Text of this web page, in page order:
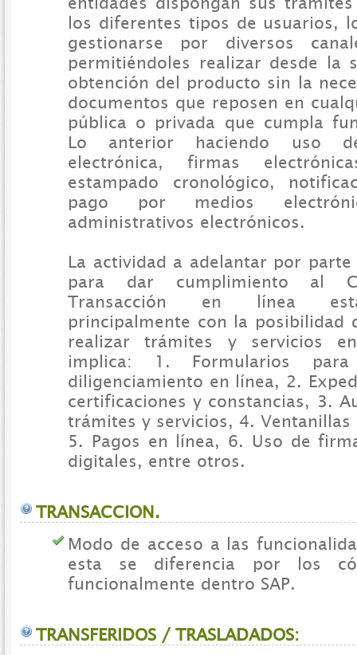
los diferentes tipos de usuarios,
gestionarse por diversos
permitiéndoles realizar desde la
obtención del producto sin la
documentos que reposen en
pública o privada que cumpla
Lo anterior haciendo uso
electrónica, firmas
estampado cronológico,
pago por medios
administrativos electrónicos.
La actividad a adelantar por
para dar cumplimiento al
Transacción en línea
principalmente con la posibilidad
realizar trámites y servicios
implica: 1. Formularios
diligenciamiento en línea, 2.
certificaciones y constancias, 3.
trámites y servicios, 4. Ventanillas
5. Pagos en línea, 6. Uso de
digitales, entre otros.
TRANSACCION.
Modo de acceso a las
esta se diferencia por los
funcionalmente dentro SAP.
TRANSFERIDOS / TRASLADADOS: